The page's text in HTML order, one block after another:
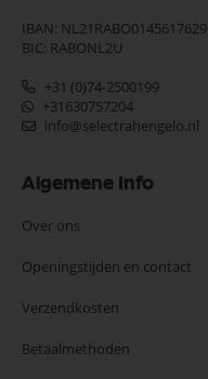
IBAN: NL21RABO0145617629
BIC: RABONL2U
+31 (0)74-2500199
+31630757204
info@selectrahengelo.nl
Algemene Info
Over ons
Openingstijden en contact
Verzendkosten
Betaalmethoden